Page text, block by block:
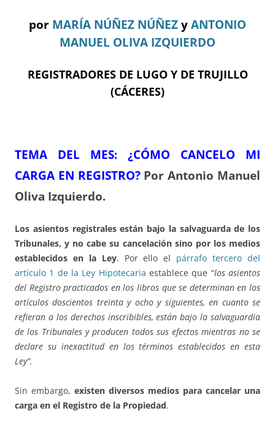
por MARÍA NÚÑEZ NÚÑEZ y ANTONIO
MANUEL OLIVA IZQUIERDO
REGISTRADORES DE LUGO Y DE TRUJILLO
(CÁCERES)
TEMA DEL MES: ¿CÓMO CANCELO MI
CARGA EN REGISTRO? Por Antonio Manuel
Oliva Izquierdo.
Los asientos registrales están bajo la salvaguarda de los
Tribunales, y no cabe su cancelación sino por los medios
establecidos en la Ley. Por ello el párrafo tercero del
artículo 1 de la Ley Hipotecaria establece que “los asientos
del Registro practicados en los libros que se determinan en los
artículos doscientos treinta y ocho y siguientes, en cuanto se
refieran a los derechos inscribibles, están bajo la salvaguardia
de los Tribunales y producen todos sus efectos mientras no se
declare su inexactitud en los términos establecidos en esta
Ley”.
Sin embargo, existen diversos medios para cancelar una
carga en el Registro de la Propiedad.